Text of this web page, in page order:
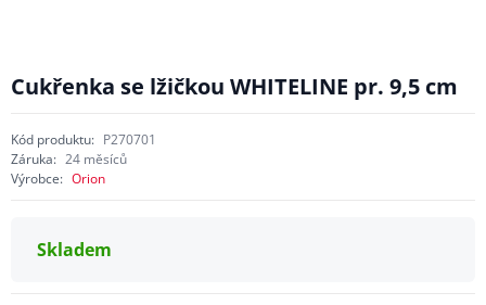
Cukřenka se lžičkou WHITELINE pr. 9,5 cm
Kód produktu: P270701
Záruka: 24 měsíců
Výrobce: Orion
Skladem